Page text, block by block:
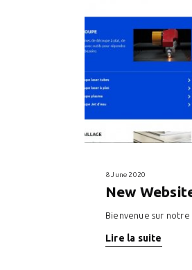
8 June 2020
New
Bienvenue sur
Lire la suite